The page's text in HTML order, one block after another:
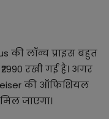
की लॉन्च प्राइस बहुत
रखी गई है। अगर
की ऑफिशियल
जाएगा।